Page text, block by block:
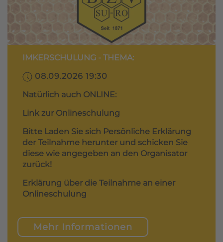
IMKERSCHULUNG - THEMA:
08.09.2026 19:30
Natürlich auch ONLINE:
Link zur Onlineschulung
Bitte Laden Sie sich Persönliche Erklärung
der Teilnahme herunter und schicken Sie
diese wie angegeben an den Organisator
zurück!
Erklärung über die Teilnahme an einer
Onlineschulung
Mehr Informationen